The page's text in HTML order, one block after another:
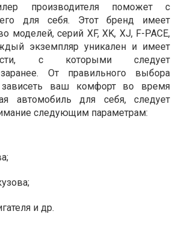
производителя поможет с
для себя. Этот бренд имеет
моделей, серий XF, XK, XJ, F-PACE,
экземпляр уникален и имеет
с которыми следует
заранее. От правильного выбора
зависеть ваш комфорт во время
автомобиль для себя, следует
следующим параметрам:
и др.